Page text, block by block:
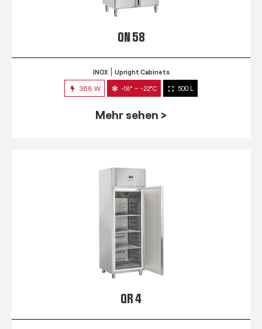
QN 58
INOX Upright Cabinets
368 W -18° ~ -22°C 500 L
Mehr sehen >
QR 4